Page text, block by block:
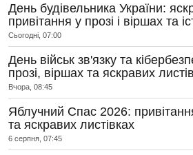
День будівельника України:
привітання у прозі і віршах та
Сьогодні, 07:00
День військ зв'язку та
прозі, віршах та яскравих
Вчора, 08:45
Яблучний Спас 2026:
та яскравих листівках
6 серпня, 07:45